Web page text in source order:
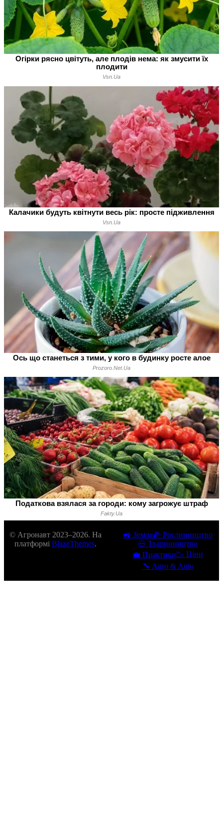
© Агронавт 2023–2026. На
платформі BlazeThemes.
🚜 Земля🌽 Рослинництво
🐽 Тваринництво
💼 Практики📉 Ціни
🔧 Agro & Auto